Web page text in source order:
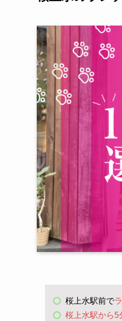
桜上水駅前で
桜上水駅から5